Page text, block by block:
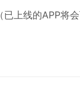
上线的APP将